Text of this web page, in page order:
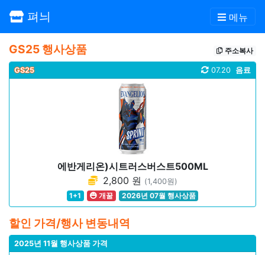
펴늬 메뉴
GS25 행사상품 주소복사
GS25 음료
07.20
에반게리온)시트러스버스트500ML
2,800 원 (1,400원)
1+1
개꿀 2026년 07월 행사상품
할인 가격/행사 변동내역
2025년 11월 행사상품 가격